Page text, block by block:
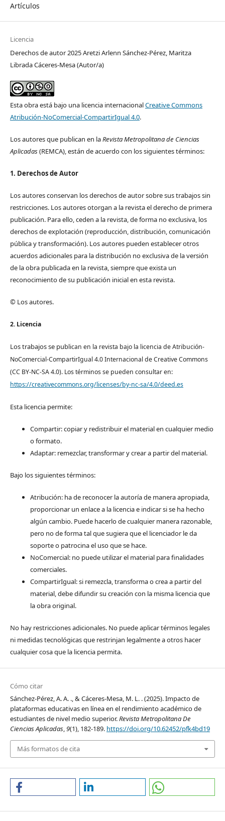
Artículos
Licencia
Derechos de autor 2025 Aretzi Arlenn Sánchez-Pérez, Maritza
Librada Cáceres-Mesa (Autor/a)
Esta obra está bajo una licencia internacionalCreative Commons
Atribución-NoComercial-CompartirIgual 4.0.
Los autores que publican en laRevista Metropolitana de Ciencias
Aplicadas(REMCA), están de acuerdo con los siguientes términos:
1. Derechos de Autor
Los autores conservan los derechos de autor sobre sus trabajos sin
restricciones. Los autores otorgan a la revista el derecho de primera
publicación. Para ello, ceden a la revista, de forma no exclusiva, los
derechos de explotación (reproducción, distribución, comunicación
pública y transformación). Los autores pueden establecer otros
acuerdos adicionales para la distribución no exclusiva de la versión
de la obra publicada en la revista, siempre que exista un
reconocimiento de su publicación inicial en esta revista.
© Los autores.
2. Licencia
Los trabajos se publican en la revista bajo la licencia de Atribución-
NoComercial-CompartirIgual 4.0 Internacional de Creative Commons
(CC BY-NC-SA 4.0). Los términos se pueden consultar en:
https://creativecommons.org/licenses/by-nc-sa/4.0/deed.es
Esta licencia permite:
Compartir: copiar y redistribuir el material en cualquier medio
o formato.
Adaptar: remezclar, transformar y crear a partir del material.
Bajo los siguientes términos:
Atribución: ha de reconocer la autoría de manera apropiada,
proporcionar un enlace a la licencia e indicar si se ha hecho
algún cambio. Puede hacerlo de cualquier manera razonable,
pero no de forma tal que sugiera que el licenciador le da
soporte o patrocina el uso que se hace.
NoComercial: no puede utilizar el material para finalidades
comerciales.
CompartirIgual: si remezcla, transforma o crea a partir del
material, debe difundir su creación con la misma licencia que
la obra original.
No hay restricciones adicionales. No puede aplicar términos legales
ni medidas tecnológicas que restrinjan legalmente a otros hacer
cualquier cosa que la licencia permita.
Cómo citar
Sánchez-Pérez, A. A. ., & Cáceres-Mesa, M. L. . (2025). Impacto de
plataformas educativas en línea en el rendimiento académico de
estudiantes de nivel medio superior.Revista Metropolitana De
Ciencias Aplicadas,9(1), 182-189. https://doi.org/10.62452/pfk4bd19
Más formatos de cita